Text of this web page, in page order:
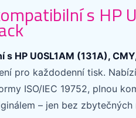
s HP
s HP U0SL1AM (131A),
pro každodenní tisk.
ISO/IEC 19752, plnou
– jen bez zbytečných